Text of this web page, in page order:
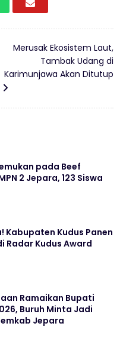
Merusak Ekosistem Laut,
Tambak Udang di
Karimunjawa Akan Ditutup
pada Beef
2 Jepara, 123 Siswa
Kabupaten Kudus Panen
Radar Kudus Award
Ramaikan Bupati
Buruh Minta Jadi
Jepara